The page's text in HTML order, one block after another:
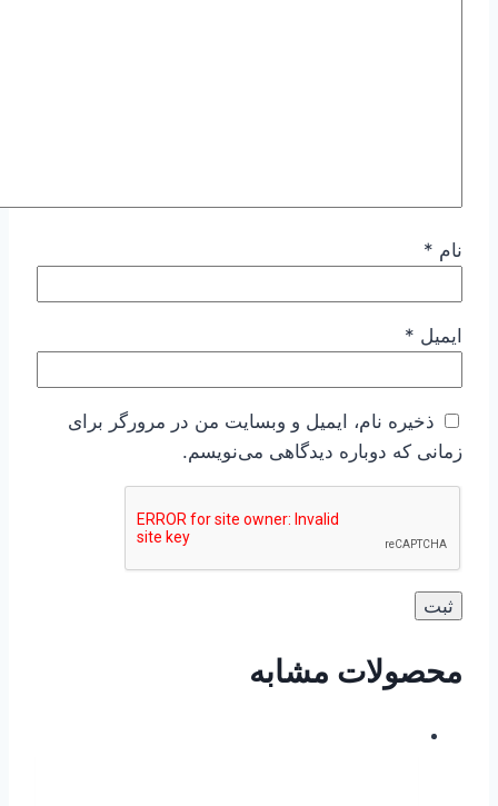
نام *
ایمیل *
ذخیره نام، ایمیل و وبسایت من در مرورگر برای
زمانی که دوباره دیدگاهی می‌نویسم.
محصولات مشابه